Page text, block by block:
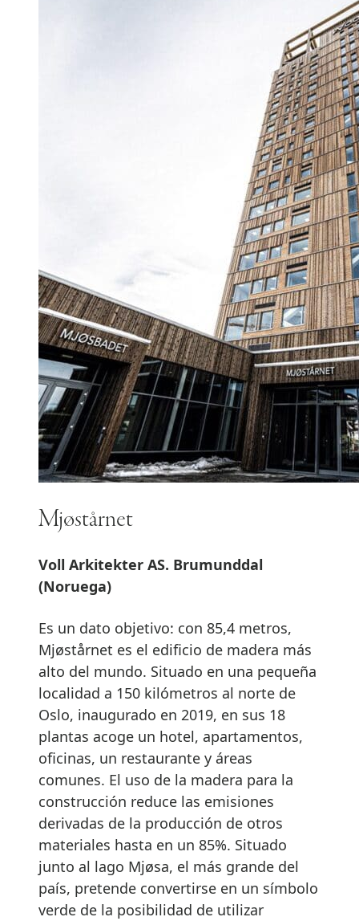
Mjøstårnet
Voll Arkitekter AS. Brumunddal
(Noruega)
Es un dato objetivo: con 85,4 metros,
Mjøstårnet es el edificio de madera más
alto del mundo. Situado en una pequeña
localidad a 150 kilómetros al norte de
Oslo, inaugurado en 2019, en sus 18
plantas acoge un hotel, apartamentos,
oficinas, un restaurante y áreas
comunes. El uso de la madera para la
construcción reduce las emisiones
derivadas de la producción de otros
materiales hasta en un 85%. Situado
junto al lago Mjøsa, el más grande del
país, pretende convertirse en un símbolo
verde de la posibilidad de utilizar